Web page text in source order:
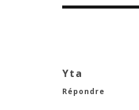
Yta
Répondre